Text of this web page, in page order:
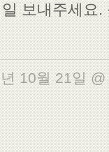
보내주세요.
10월 21일